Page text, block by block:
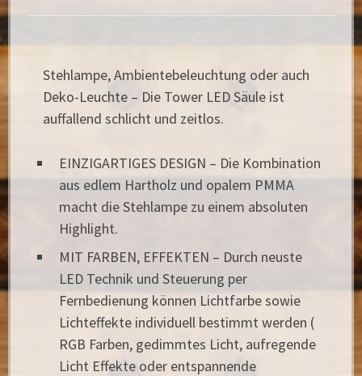
Stehlampe, Ambientebeleuchtung oder auch
Deko-Leuchte – Die Tower LED Säule ist
auffallend schlicht und zeitlos.
EINZIGARTIGES DESIGN – Die Kombination
aus edlem Hartholz und opalem PMMA
macht die Stehlampe zu einem absoluten
Highlight.
MIT FARBEN, EFFEKTEN – Durch neuste
LED Technik und Steuerung per
Fernbedienung können Lichtfarbe sowie
Lichteffekte individuell bestimmt werden (
RGB Farben, gedimmtes Licht, aufregende
Licht Effekte oder entspannende